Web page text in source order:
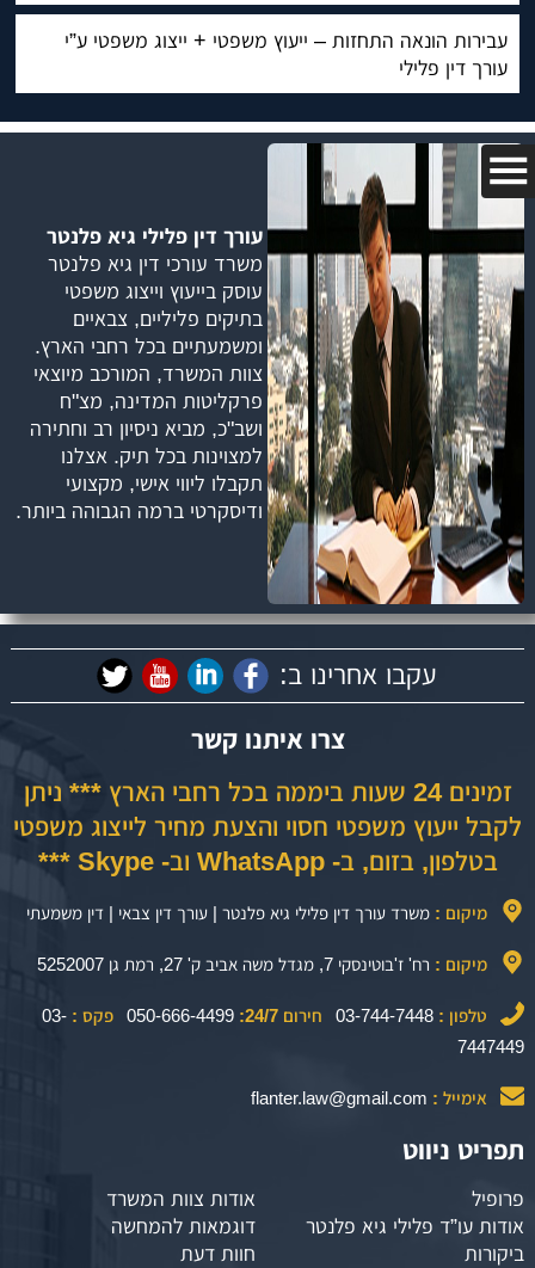
עבירות הונאה התחזות – ייעוץ משפטי + ייצוג משפטי ע”י
עורך דין פלילי
עורך דין פלילי גיא פלנטר
משרד עורכי דין גיא פלנטר
עוסק בייעוץ וייצוג משפטי
בתיקים פליליים, צבאיים
ומשמעתיים בכל רחבי הארץ.
צוות המשרד, המורכב מיוצאי
פרקליטות המדינה, מצ"ח
ושב"כ, מביא ניסיון רב וחתירה
למצוינות בכל תיק. אצלנו
תקבלו ליווי אישי, מקצועי
ודיסקרטי ברמה הגבוהה ביותר.
עקבו אחרינו ב:
צרו איתנו קשר
זמינים 24 שעות ביממה בכל רחבי הארץ *** ניתן
לקבל ייעוץ משפטי חסוי והצעת מחיר לייצוג משפטי
בטלפון, בזום, ב- WhatsApp וב- Skype ***
מיקום : משרד עורך דין פלילי גיא פלנטר | עורך דין צבאי | דין משמעתי
מיקום : רח' ז'בוטינסקי 7, מגדל משה אביב ק' 27, רמת גן 5252007
טלפון : 03-744-7448 חירום 24/7: 050-666-4499 פקס : 03-
7447449
אימייל : flanter.law@gmail.com
תפריט ניווט
פרופיל
אודות צוות המשרד
אודות עו”ד פלילי גיא פלנטר
דוגמאות להמחשה
ביקורות
חוות דעת